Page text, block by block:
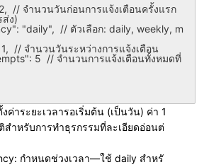
ง)
งค่าระยะเวลารอเริ่มต้น (เป็นวัน) ค่า 1
สำหรับการทำธุรกรรมที่ละเอียดอ่อนต่
: กำหนดช่วงเวลา—ใช้ daily สำหรั